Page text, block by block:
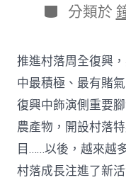
分
類
分類於
推進村落周全復興
中最積極、最有賭
復興中飾演側重要
農產物，開設村落
目……以後，越來越
村落成長注進了新活